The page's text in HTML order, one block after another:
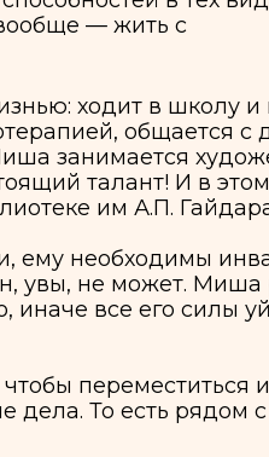
в школу и на занятия
с друзьями,
художественным
Гайдара в 2019 г. .
инвалидная
Миша растет, и всю
его силы уйдут на то,
из коляски в
рядом с ним на всех
альтернативную
и коммуникативные
бы заняться. Это был
насущные
разговора,